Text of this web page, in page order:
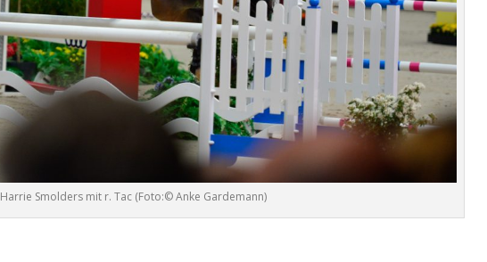
Harrie Smolders mit r. Tac (Foto:© Anke Gardemann)